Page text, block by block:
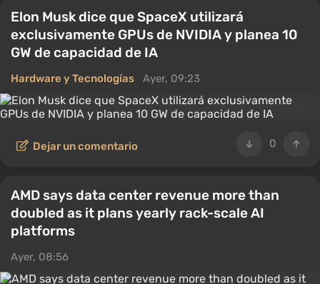
Elon Musk dice que SpaceX utilizará
exclusivamente GPUs de NVIDIA y planea 10
GW de capacidad de IA
Hardware y Tecnologías Ayer, 09:23
0
Dejar un comentario
AMD says data center revenue more than
doubled as it plans yearly rack-scale AI
platforms
Ayer, 08:56